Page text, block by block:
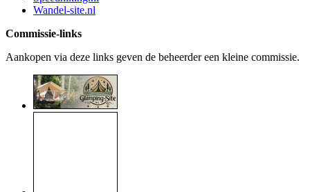
Wandel-site.nl
Commissie-links
Aankopen via deze links geven de beheerder een kleine commissie.